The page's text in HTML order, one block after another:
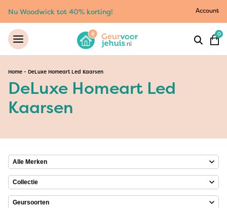
Nu Woodwick tot 40% korting! Account
0
Home - DeLuxe Homeart Led Kaarsen
DeLuxe Homeart Led
Kaarsen